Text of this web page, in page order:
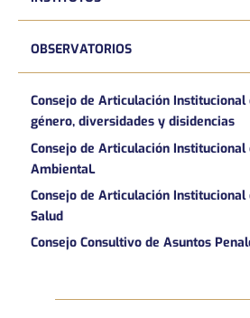
OBSERVATORIOS
Consejo de Articulación Institucional
género, diversidades y disidencias
Consejo de Articulación Institucional
AmbientaL
Consejo de Articulación Institucional
Salud
Consejo Consultivo de Asuntos